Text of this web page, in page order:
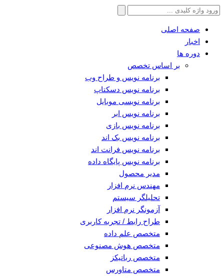
جستجو
صفحه اصلی
اخبار
دوره ها
بر اساس تخصص
برنامه نویس و طراح وب
برنامه نویس دسکتاپ
برنامه نویسی موبایل
برنامه نویس ابر
برنامه نویس بازی
برنامه نویس بک اند
برنامه نویس فرانت اند
برنامه نویس پایگاه داده
مدیر محصول
مهندس نرم افزار
تحلیلگر سیستم
آزمونگر نرم افزار
طراح رابط / تجربه کاربری
متخصص علم داده
متخصص هوش مصنوعی
متخصص رباتیکز
متخصص متاورس